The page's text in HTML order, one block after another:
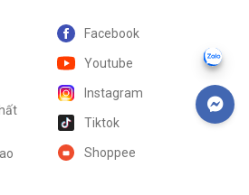
Facebook
Youtube
Instagram
Tiktok
Shoppee